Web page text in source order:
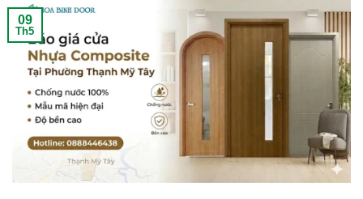
09
Th5